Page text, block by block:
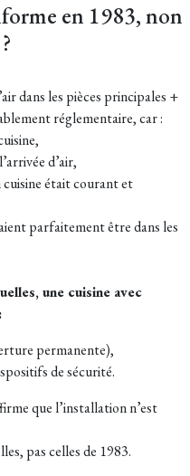
en 1983, non
dans les pièces principales +
réglementaire, car :
d’air,
cuisine était courant et
parfaitement être dans les
une cuisine avec
permanente),
de sécurité.
que l’installation n’est
pas celles de 1983.